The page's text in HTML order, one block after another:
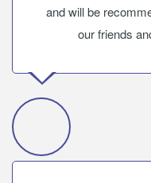
and will be
our friends